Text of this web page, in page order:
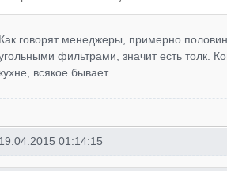
Как говорят менеджеры, примерно
фильтрами, значит есть толк.
кухне, всякое бывает.
19.04.2015 01:14:15